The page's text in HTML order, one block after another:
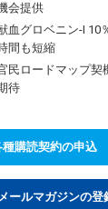
会提供
血グロベニン-I
間も短縮
ロードマップ契
待
種購読契約の申込
ールマガジンの登